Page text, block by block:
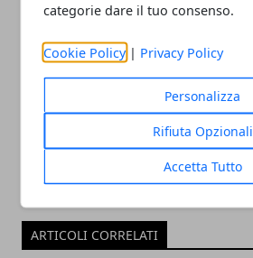
categorie dare il tuo consenso.
Cookie Policy | Privacy Policy
Personalizza
Rifiuta Opzionali
Accetta Tutto
Redazione
ARTICOLI CORRELATI